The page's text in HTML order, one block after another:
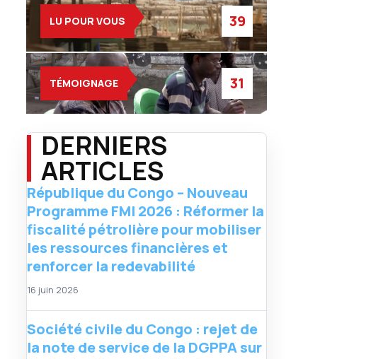
LU POUR VOUS 39
TÉMOIGNAGE 31
DERNIERS
ARTICLES
République du Congo – Nouveau
Programme FMI 2026 : Réformer la
fiscalité pétrolière pour mobiliser
les ressources financières et
renforcer la redevabilité
16 juin 2026
Société civile du Congo : rejet de
la note de service de la DGPPA sur